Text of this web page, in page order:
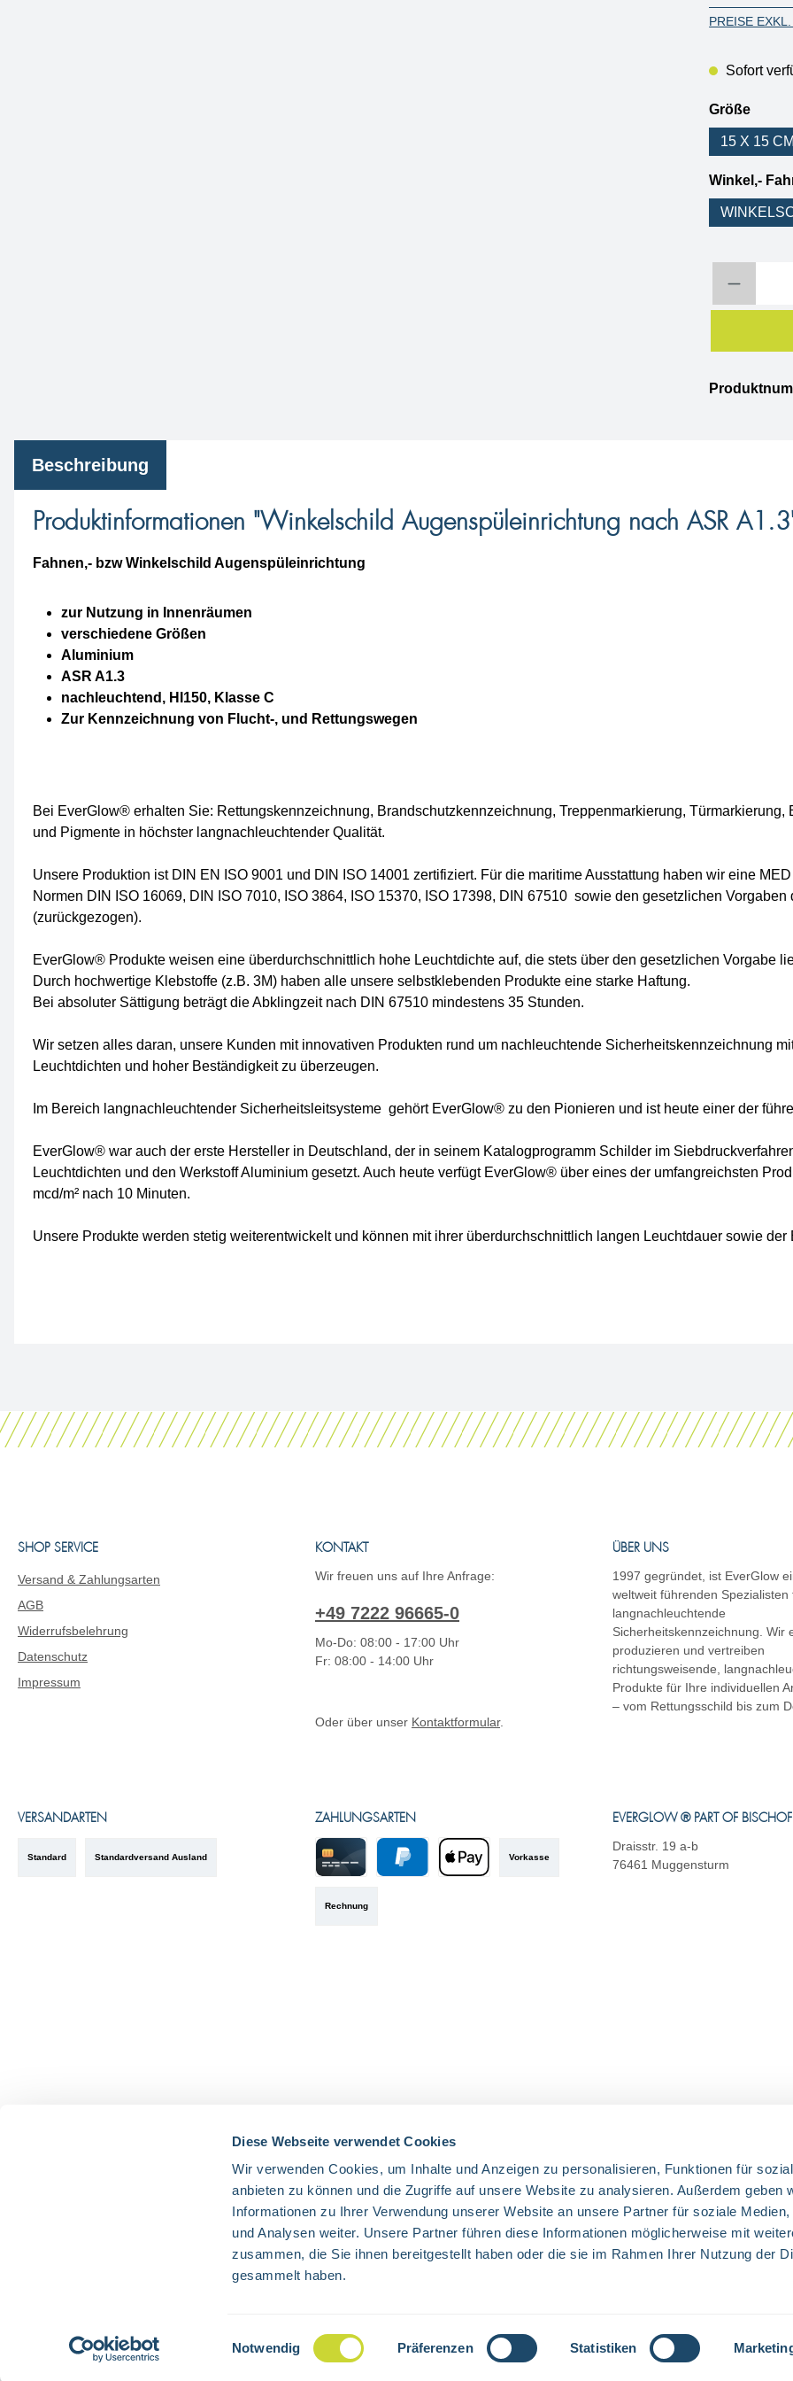
Diese Webseite verwendet Cookies
Wir verwenden Cookies, um Inhalte und Anzeigen zu personalisieren, Funktionen für
anbieten zu können und die Zugriffe auf unsere Website zu analysieren. Außerdem geben
Informationen zu Ihrer Verwendung unserer Website an unsere Partner für soziale Medien,
und Analysen weiter. Unsere Partner führen diese Informationen möglicherweise mit
zusammen, die Sie ihnen bereitgestellt haben oder die sie im Rahmen Ihrer Nutzung der
gesammelt haben.
Einwilligungsauswahl
Notwendig Präferenzen Statistiken
PREISE
Sofort
Größe
15 X 15
Winkel,-
Beschreibung
Produktinformationen "Winkelschild Augenspüleinrichtung nach ASR
Fahnen,- bzw Winkelschild Augenspüleinrichtung
zur Nutzung in Innenräumen
verschiedene Größen
Aluminium
ASR A1.3
nachleuchtend, HI150, Klasse C
Zur Kennzeichnung von Flucht-, und Rettungswegen
Bei EverGlow® erhalten Sie: Rettungskennzeichnung, Brandschutzkennzeichnung, Treppenmarkierung,
und Pigmente in höchster langnachleuchtender Qualität.
Unsere Produktion ist DIN EN ISO 9001 und DIN ISO 14001 zertifiziert. Für die maritime Ausstattung haben wir eine
Normen DIN ISO 16069, DIN ISO 7010, ISO 3864, ISO 15370, ISO 17398, DIN 67510 sowie den gesetzlichen
(zurückgezogen).
EverGlow® Produkte weisen eine überdurchschnittlich hohe Leuchtdichte auf, die stets über den gesetzlichen Vorgabe
Durch hochwertige Klebstoffe (z.B. 3M) haben alle unsere selbstklebenden Produkte eine starke Haftung.
Bei absoluter Sättigung beträgt die Abklingzeit nach DIN 67510 mindestens 35 Stunden.
Wir setzen alles daran, unsere Kunden mit innovativen Produkten rund um nachleuchtende Sicherheitskennzeichnung
Leuchtdichten und hoher Beständigkeit zu überzeugen.
Im Bereich langnachleuchtender Sicherheitsleitsysteme gehört EverGlow® zu den Pionieren und ist heute einer der
EverGlow® war auch der erste Hersteller in Deutschland, der in seinem Katalogprogramm Schilder im
Leuchtdichten und den Werkstoff Aluminium gesetzt. Auch heute verfügt EverGlow® über eines der umfangreichsten
mcd/m² nach 10 Minuten.
Unsere Produkte werden stetig weiterentwickelt und können mit ihrer überdurchschnittlich langen Leuchtdauer sowie
SHOP SERVICE
Versand & Zahlungsarten
AGB
Widerrufsbelehrung
Datenschutz
Impressum
KONTAKT
Wir freuen uns auf Ihre Anfrage:
+49 7222 96665-0
Mo-Do: 08:00 - 17:00 Uhr
Fr: 08:00 - 14:00 Uhr
Oder über unser Kontaktformular.
ÜBER UNS
1997 gegründet, ist EverGlow
weltweit führenden Spezialisten
langnachleuchtende
Sicherheitskennzeichnung. Wir
produzieren und vertreiben
richtungsweisende,
Produkte für Ihre individuellen
– vom Rettungsschild bis zum
VERSANDARTEN
Standard Standardversand Ausland
ZAHLUNGSARTEN
Vorkasse
Rechnung
EVERGLOW ® PART OF
Draisstr. 19 a-b
76461 Muggensturm
UNSERE COMMUNITIES
FacebookTwitter LinkedInWebsite
Alle Preise exkl. gesetzl. Mehrwertsteuer zzgl.Versandkosten und ggf. Nachnahmegebühren,
© 2026 Everglow - Alle Rechte vorbehalten. Theme by ThemeWare®